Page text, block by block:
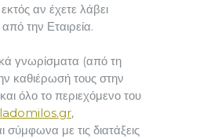
αν έχετε λάβει
την Εταιρεία.
γνωρίσματα (από τη
καθιέρωσή τους στην
όλο το περιεχόμενο του
,
σύμφωνα με τις διατάξεις